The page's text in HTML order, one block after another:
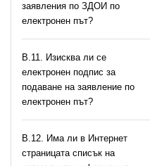
заявления по ЗДОИ по
електронен път?
В.11. Изисква ли се
електронен подпис за
подаване на заявление по
електронен път?
В.12. Има ли в Интернет
страницата списък на